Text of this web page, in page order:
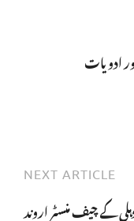
ادویات
NEXT ARTICLE
کے چیف منسٹر اروند